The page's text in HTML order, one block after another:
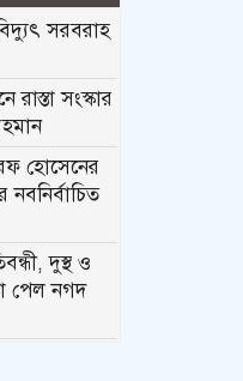
সরবরাহ
রাস্তা সংস্কার
হোসেনের
দুস্থ ও
পেল নগদ